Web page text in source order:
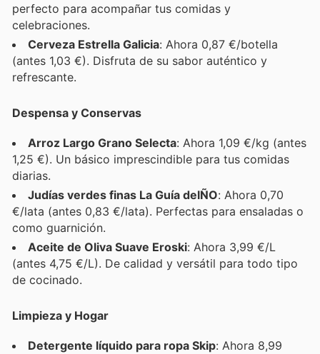
perfecto para acompañar tus comidas y
celebraciones.
Cerveza Estrella Galicia: Ahora 0,87 €/botella
(antes 1,03 €). Disfruta de su sabor auténtico y
refrescante.
Despensa y Conservas
Arroz Largo Grano Selecta: Ahora 1,09 €/kg (antes
1,25 €). Un básico imprescindible para tus comidas
diarias.
Judías verdes finas La Guía delÑO: Ahora 0,70
€/lata (antes 0,83 €/lata). Perfectas para ensaladas o
como guarnición.
Aceite de Oliva Suave Eroski: Ahora 3,99 €/L
(antes 4,75 €/L). De calidad y versátil para todo tipo
de cocinado.
Limpieza y Hogar
Detergente líquido para ropa Skip: Ahora 8,99